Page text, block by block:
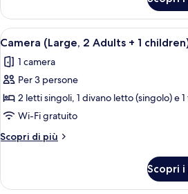
(Large,
Adults)
Apri
tutte
le
foto
per
Camera
(Large,
2
+
Una
7
Camera (Large, 2 Adults + 1
1 camera
Per 3 persone
2 letti singoli, 1 divano letto (singolo) e
Wi-Fi gratuito
Scopri di più
Altri
(Large,
Scopri